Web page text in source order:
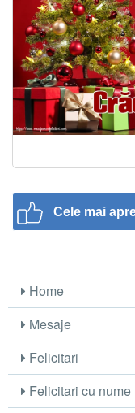
Cele mai
Home
Mesaje
Felicitari
Felicitari cu nume